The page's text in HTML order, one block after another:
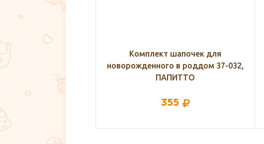
шапочек для
в роддом 37-032,
Сорочка для беременных и
кормящих, VivaMama
525